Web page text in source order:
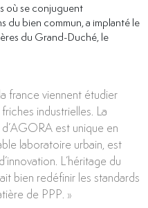
où se conjuguent
du bien commun, a implanté le
du Grand-Duché, le
france viennent étudier
industrielles. La
est unique en
laboratoire urbain, est
L’héritage du
bien redéfinir les standards
de PPP. »